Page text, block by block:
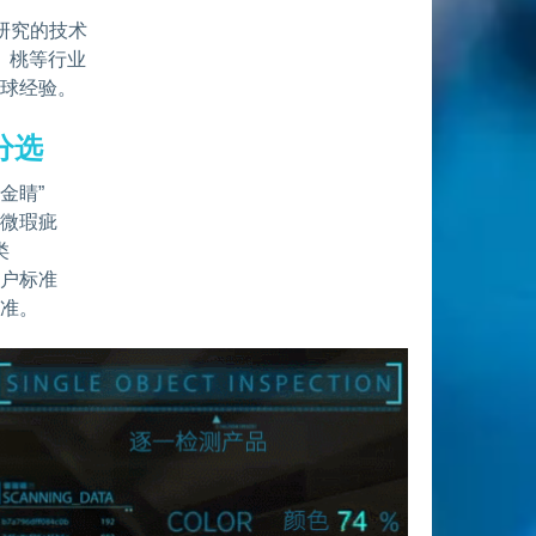
究的技术
桃等行业
经验。
选
睛”
瑕疵
标准
。